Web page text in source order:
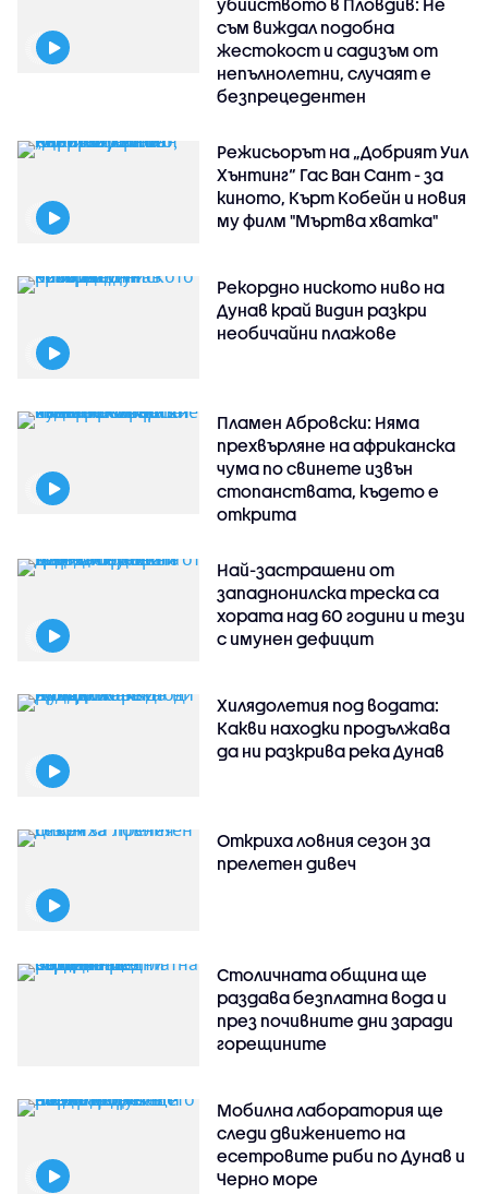
убийството в Пловдив: Не
съм виждал подобна
жестокост и садизъм от
непълнолетни, случаят е
безпрецедентен
Режисьорът на „Добрият Уил
Хънтинг“ Гас Ван Сант - за
киното, Кърт Кобейн и новия
му филм "Мъртва хватка"
Рекордно ниското ниво на
Дунав край Видин разкри
необичайни плажове
Пламен Абровски: Няма
прехвърляне на африканска
чума по свинете извън
стопанствата, където е
открита
Най-застрашени от
западнонилска треска са
хората над 60 години и тези
с имунен дефицит
Хилядолетия под водата:
Какви находки продължава
да ни разкрива река Дунав
Откриха ловния сезон за
прелетен дивеч
Столичната община ще
раздава безплатна вода и
през почивните дни заради
горещините
Мобилна лаборатория ще
следи движението на
есетровите риби по Дунав и
Черно море